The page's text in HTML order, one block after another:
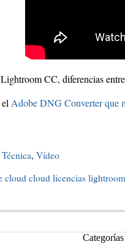
CC, diferencias
Adobe DNG Converter que
Técnica, Vídeo
cloud cloud licencias lightroom
Categorías